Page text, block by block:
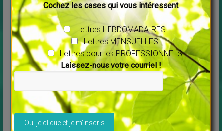
Message pour l’année 2025 Maitre Saint Germain
↳LES MERVEILLES DU MONDE NOUVEAU
Vous voulez écouter ce message cliquer sur ce lien :[…]
Cochez les cases qui vous intéressent
Lettres HEBDOMADAIRES
Lettres MENSUELLES
Lettres pour les PROFESSIONNELS
Laissez-nous votre courriel !
Veuillez laisser ce champ vide.